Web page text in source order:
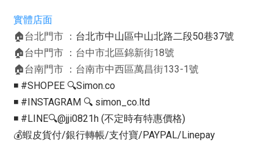
實體店面
🏠台北門市 ： 台北市中山區中山北路二段50巷37號
🏠台中門市 ：台中市北區錦新街18號
🏠台南門市 ：台南市中西區萬昌街133-1號
◾️ #SHOPEE 🔍Simon.co
◾️ #INSTAGRAM 🔍 simon_co.ltd
◾️ #LINE🔍@jji0821h (不定時有特惠價格)
💰蝦皮貨付/銀行轉帳/支付寶/PAYPAL/Linepay